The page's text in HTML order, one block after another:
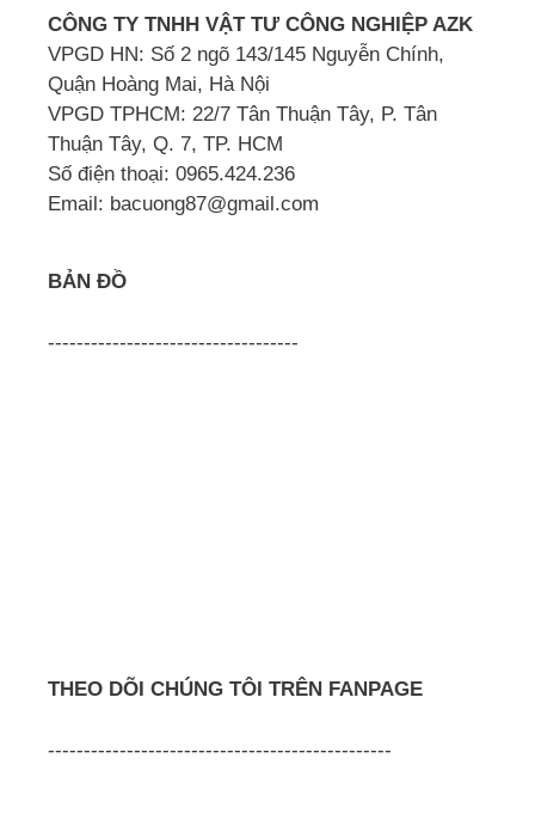
CÔNG TY TNHH VẬT TƯ CÔNG NGHIỆP AZK
VPGD HN: Số 2 ngõ 143/145 Nguyễn Chính,
Quận Hoàng Mai, Hà Nội
VPGD TPHCM: 22/7 Tân Thuận Tây, P. Tân
Thuận Tây, Q. 7, TP. HCM
Số điện thoại: 0965.424.236
Email: bacuong87@gmail.com
BẢN ĐỒ
-----------------------------------
THEO DÕI CHÚNG TÔI TRÊN FANPAGE
------------------------------------------------